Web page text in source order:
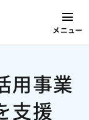
メニュー
用事業
支援